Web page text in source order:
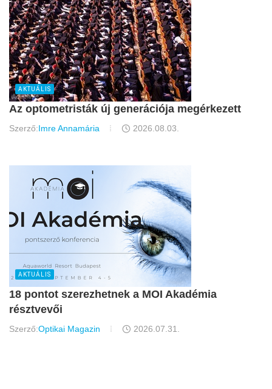
AKTUÁLIS
Az optometristák új generációja megérkezett
Szerző:Imre Annamária 2026.08.03.
AKTUÁLIS
18 pontot szerezhetnek a MOI Akadémia
résztvevői
Szerző:Optikai Magazin 2026.07.31.